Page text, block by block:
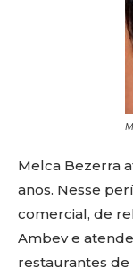
Melca Bezerra
anos. Nesse
comercial, de
Ambev e
restaurantes de